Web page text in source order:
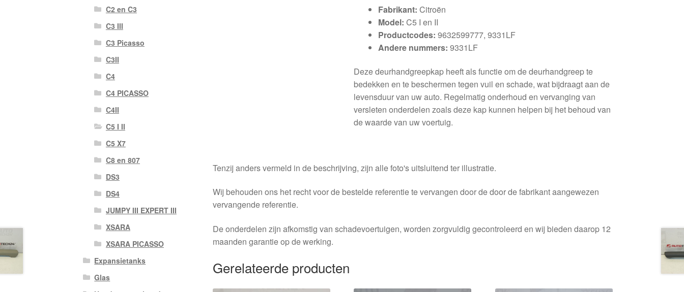
Fabrikant: Citroën
Model: C5 I en II
Productcodes: 9632599777, 9331LF
Andere nummers: 9331LF
Deze deurhandgreepkap heeft als functie om de deurhandgreep te
bedekken en te beschermen tegen vuil en schade, wat bijdraagt aan de
levensduur van uw auto. Regelmatig onderhoud en vervanging van
versleten onderdelen zoals deze kap kunnen helpen bij het behoud van
de waarde van uw voertuig.
Tenzij anders vermeld in de beschrijving, zijn alle foto's uitsluitend ter illustratie.
Wij behouden ons het recht voor de bestelde referentie te vervangen door de door de fabrikant aangewezen
vervangende referentie.
De onderdelen zijn afkomstig van schadevoertuigen, worden zorgvuldig gecontroleerd en wij bieden daarop 12
maanden garantie op de werking.
Gerelateerde producten
C2 en C3
C3 III
C3 Picasso
C3II
C4
C4 PICASSO
C4II
C5 I II
C5 X7
C8 en 807
DS3
DS4
JUMPY III EXPERT III
XSARA
XSARA PICASSO
Expansietanks
Glas